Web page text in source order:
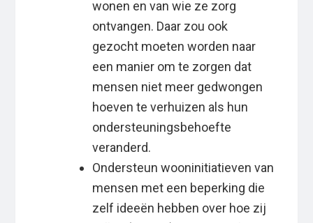
wonen en van wie ze zorg
ontvangen. Daar zou ook
gezocht moeten worden naar
een manier om te zorgen dat
mensen niet meer gedwongen
hoeven te verhuizen als hun
ondersteuningsbehoefte
veranderd.
Ondersteun wooninitiatieven van
mensen met een beperking die
zelf ideeën hebben over hoe zij